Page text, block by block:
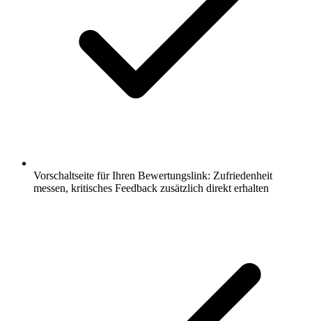
Vorschaltseite für Ihren Bewertungslink: Zufriedenheit
messen, kritisches Feedback zusätzlich direkt erhalten